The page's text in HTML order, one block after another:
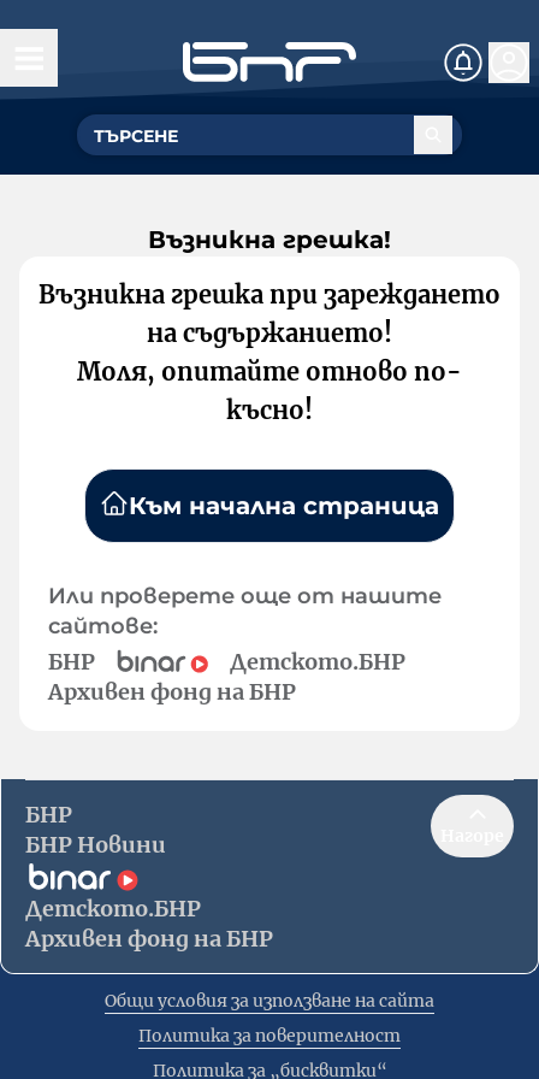
Възникна грешка!
Възникна грешка при зареждането
на съдържанието!
Моля, опитайте отново по-
късно!
Към начална страница
Или проверете още от нашите
сайтове:
БНР
Детското.БНР
Архивен фонд на БНР
БНР
БНР Новини
Детското.БНР
Архивен фонд на БНР
Общи условия за използване на сайта
Политика за поверителност
Политика за „бисквитки“